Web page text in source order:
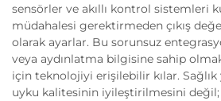
sensörler ve akıllı kontrol sistemleri
müdahalesi gerektirmeden çıkış
olarak ayarlar. Bu sorunsuz
veya aydınlatma bilgisine sahip
için teknolojiyi erişilebilir kılar. Sağlık
uyku kalitesinin iyileştirilmesini değil;